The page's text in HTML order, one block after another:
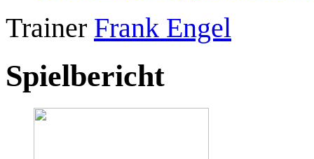
Trainer Frank Engel
Spielbericht